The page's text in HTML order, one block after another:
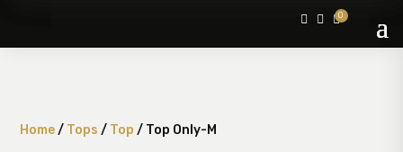
  0
Home/ Tops / Top / Top Only-M